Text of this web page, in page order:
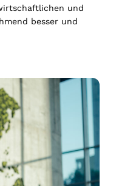
und
besser und